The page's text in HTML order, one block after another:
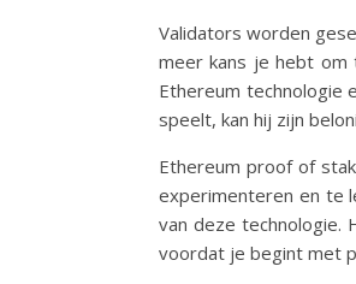
Validators worden
meer kans je hebt
Ethereum technologie
speelt, kan hij zijn
Ethereum proof of
experimenteren en te
van deze technologie.
voordat je begint met